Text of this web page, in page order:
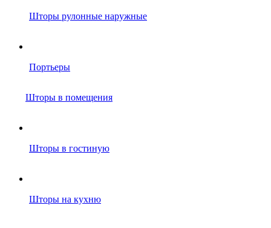
Шторы рулонные наружные
Портьеры
Шторы в помещения
Шторы в гостиную
Шторы на кухню